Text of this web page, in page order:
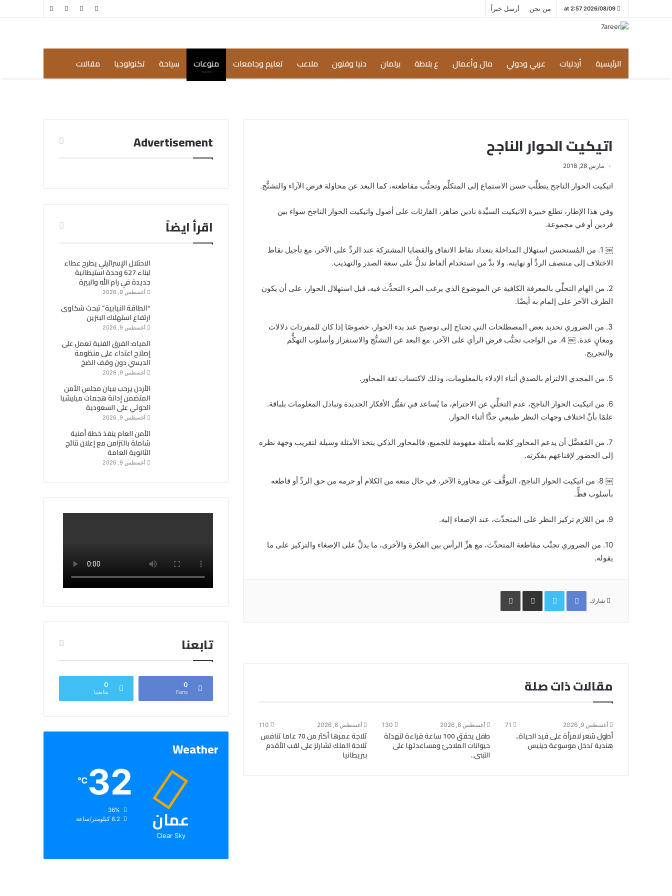
2026/08/09 at 2:57 من نحن أرسل خبراً مقال
الرئيسية أردنيات عربي ودولي مال وأعمال ع بلاطة برلمان دنيا وفنون ملاعب تعليم وجامعات منوعات سياحة تكنولوجيا مقالات
اتيكيت الحوار الناجح
مارس 28, 2018
اتيكيت الحوار الناجح يتطلَّب حسن الاستماع إلى المتكلِّم وتجنُّب مقاطعته، كما البعد عن محاولة فرض الآراء والتشنُّج.
وفي هذا الإطار، تطلع خبيرة الاتيكيت السيِّدة نادين ضاهر، القارئات على أصول واتيكيت الحوار الناجح سواء بين
فردين أو في مجموعة.
￼ 1. من المُستحسن استهلال المداخلة بتعداد نقاط الاتفاق والقضايا المشتركة عند الردِّ على الآخر، مع تأجيل نقاط
الاختلاف إلى منتصف الردِّ أو نهايته. ولا بدَّ من استخدام ألفاظ تدلُّ على سعة الصدر والتهذيب.
2. من الهام التحلِّي بالمعرفة الكافية عن الموضوع الذي يرغب المرء التحدُّث فيه، قبل استهلال الحوار، على أن يكون
الطرف الآخر على إلمام به أيضًا.
3. من الضروري تحديد بعض المصطلحات التي تحتاج إلى توضيح عند بدء الحوار، خصوصًا إذا كان للمفردات دلالات
ومعانٍ عدة. ￼ 4. من الواجب تجنُّب فرض الرأي على الآخر، مع البعد عن التشنُّج والاستفزاز وأسلوب التهكُّم
والتجريح.
5. من المجدي الالتزام بالصدق أثناء الإدلاء بالمعلومات، وذلك لاكتساب ثقة المحاور.
6. من اتيكيت الحوار الناجح، عدم التخلِّي عن الاحترام، ما يُساعد في تقبُّل الأفكار الجديدة وتبادل المعلومات بلباقة.
علمًا بأنَّ اختلاف وجهات النظر طبيعي جدًّا أثناء الحوار.
7. من المُفضَّل أن يدعم المحاور كلامه بأمثلة مفهومة للجميع، فالمحاور الذكي يتخذ الأمثلة وسيلة لتقريب وجهة نظره
إلى الحضور لإقناعهم بفكرته.
￼ 8. من اتيكيت الحوار الناجح، التوقُّف عن محاورة الآخر، في حال منعه من الكلام أو حرمه من حق الردِّ أو قاطعه
بأسلوب فظٍّ.
9. من اللازم تركيز النظر على المتحدِّث، عند الإصغاء إليه.
10. من الضروري تجنَّب مقاطعة المتحدِّث، مع هزِّ الرأس بين الفكرة والأخرى، ما يدلَّ على الإصغاء والتركيز على ما
يقوله.
شارك
Facebook
Twitterمشاركة
البريد
طباعة
مقالات ذات صلة
أغسطس 9, 2026 71
أطول شعر لامرأة على قيد الحياة..
هندية تدخل موسوعة جينيس
أغسطس 8, 2026 130
طفل يحقق 100 ساعة قراءة لتهدئة
حيوانات الملاجئ ومساعدتها على
التبنى..
أغسطس 8, 2026 110
ثلاجة عمرها أكثر من 70 عاما تنافس
ثلاجة الملك تشارلز على لقب الأقدم
ببريطانيا
Advertisement
اقرأ ايضاً
الاحتلال الإسرائيلي يطرح عطاء
لبناء 627 وحدة استيطانية
جديدة في رام الله والبيرة
أغسطس 9, 2026
“الطاقة النيابية” تبحث شكاوى
ارتفاع استهلاك البنزين
أغسطس 9, 2026
المياه: الفرق الفنية تعمل على
إصلاح اعتداء على منظومة
الديسي دون وقف الضخ
أغسطس 9, 2026
الأردن يرحب ببيان مجلس الأمن
المتضمن إدانة هجمات ميليشيا
الحوثي على السعودية
أغسطس 9, 2026
الأمن العام ينفذ خطة أمنية
شاملة بالتزامن مع إعلان نتائج
الثانوية العامة
أغسطس 9, 2026
تابعنا
0
Fans
0
متابعينا
Weather
عمان
Clear Sky
32
℃
الرطوبة:
الرياح:6.2 كيلومتر/ساعة